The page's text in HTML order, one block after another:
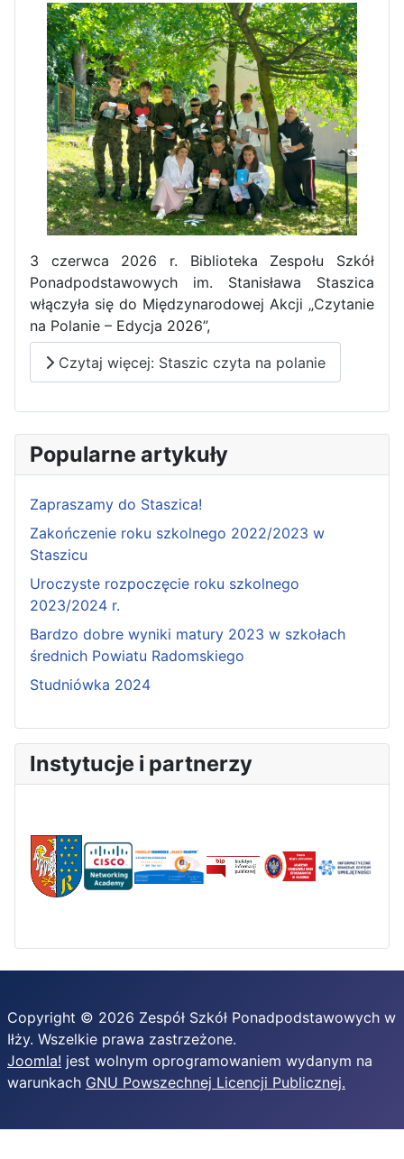
3 czerwca 2026 r. Biblioteka Zespołu Szkół
Ponadpodstawowych im. Stanisława Staszica
włączyła się do Międzynarodowej Akcji „Czytanie
na Polanie – Edycja 2026”,
Czytaj więcej: Staszic czyta na polanie
Popularne artykuły
Zapraszamy do Staszica!
Zakończenie roku szkolnego 2022/2023 w
Staszicu
Uroczyste rozpoczęcie roku szkolnego
2023/2024 r.
Bardzo dobre wyniki matury 2023 w szkołach
średnich Powiatu Radomskiego
Studniówka 2024
Instytucje i partnerzy
Copyright © 2026 Zespół Szkół Ponadpodstawowych w
Iłży. Wszelkie prawa zastrzeżone.
Joomla! jest wolnym oprogramowaniem wydanym na
warunkach GNU Powszechnej Licencji Publicznej.